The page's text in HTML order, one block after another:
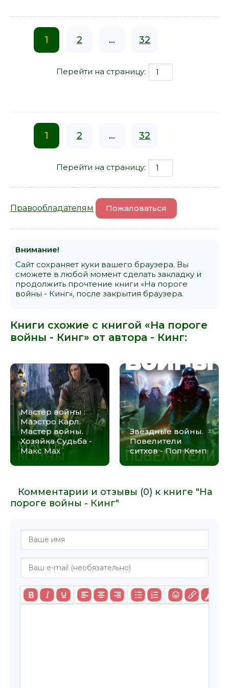
1 2 ... 32
Перейти на страницу:
1 2 ... 32
Перейти на страницу:
Правообладателям Пожаловаться
Внимание!
Сайт сохраняет куки вашего браузера. Вы
сможете в любой момент сделать закладку и
продолжить прочтение книги «На пороге
войны - Кинг», после закрытия браузера.
Книги схожие с книгой «На пороге
войны - Кинг» от автора - Кинг:
Мастер войны :
Маэстро Карл.
Мастер войны.
Хозяйка Судьба -
Макс Мах
Звездные войны.
Повелители
ситхов - Пол Кемп
Комментарии и отзывы (0) к книге "На
пороге войны - Кинг"